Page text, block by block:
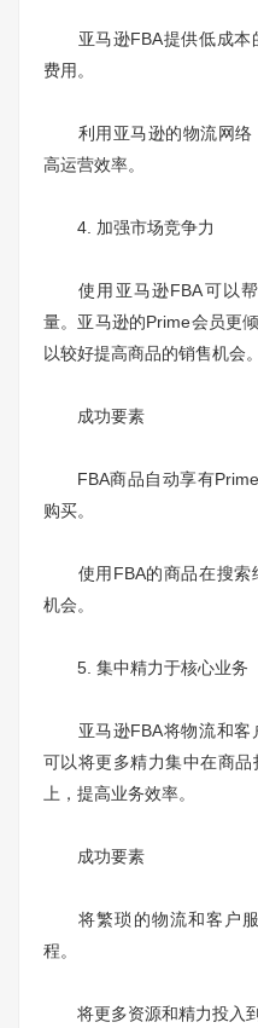
亚马逊FBA提供低成本
费用。
利用亚马逊的物流网络
高运营效率。
4. 加强市场竞争力
使用亚马逊FBA可以帮
量。亚马逊的Prime会员更
以较好提高商品的销售机会。
成功要素
FBA商品自动享有Prime
购买。
使用FBA的商品在搜索
机会。
5. 集中精力于核心业务
亚马逊FBA将物流和客
可以将更多精力集中在商
上，提高业务效率。
成功要素
将繁琐的物流和客户服
程。
将更多资源和精力投入到